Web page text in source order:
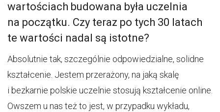
wartościach budowana była uczelnia
na początku. Czy teraz po tych 30 latach
te wartości nadal są istotne?
Absolutnie tak, szczególnie odpowiedzialne, solidne
kształcenie. Jestem przerażony, na jaką skalę
i bezkarnie polskie uczelnie stosują kształcenie online.
Owszem u nas też to jest, w przypadku wykładu,